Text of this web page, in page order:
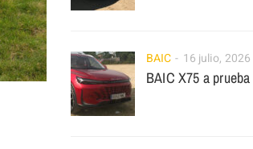
BAIC 16 julio, 2026
BAIC X75 a prueba